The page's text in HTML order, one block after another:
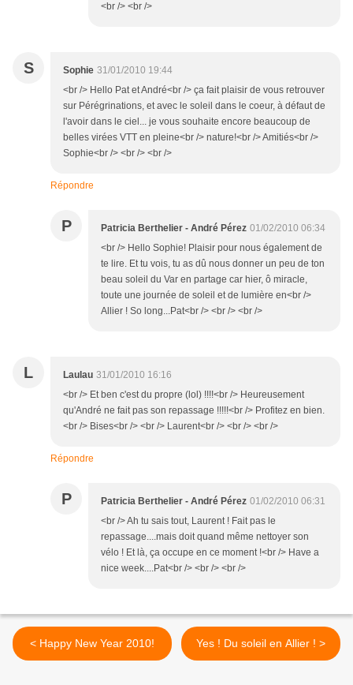
<br /> <br />
S Sophie 31/01/2010 19:44
<br /> Hello Pat et André<br /> ça fait plaisir de vous retrouver
sur Pérégrinations, et avec le soleil dans le coeur, à défaut de
l'avoir dans le ciel... je vous souhaite encore beaucoup de
belles virées VTT en pleine<br /> nature!<br /> Amitiés<br />
Sophie<br /> <br /> <br />
Répondre
P Patricia Berthelier - André Pérez 01/02/2010 06:34
<br /> Hello Sophie! Plaisir pour nous également de
te lire. Et tu vois, tu as dû nous donner un peu de ton
beau soleil du Var en partage car hier, ô miracle,
toute une journée de soleil et de lumière en<br />
Allier ! So long...Pat<br /> <br /> <br />
L Laulau 31/01/2010 16:16
<br /> Et ben c'est du propre (lol) !!!!<br /> Heureusement
qu'André ne fait pas son repassage !!!!!<br /> Profitez en bien.
<br /> Bises<br /> <br /> Laurent<br /> <br /> <br />
Répondre
P Patricia Berthelier - André Pérez 01/02/2010 06:31
<br /> Ah tu sais tout, Laurent ! Fait pas le
repassage....mais doit quand même nettoyer son
vélo ! Et là, ça occupe en ce moment !<br /> Have a
nice week....Pat<br /> <br /> <br />
< Happy New Year 2010! Yes ! Du soleil en Allier ! >